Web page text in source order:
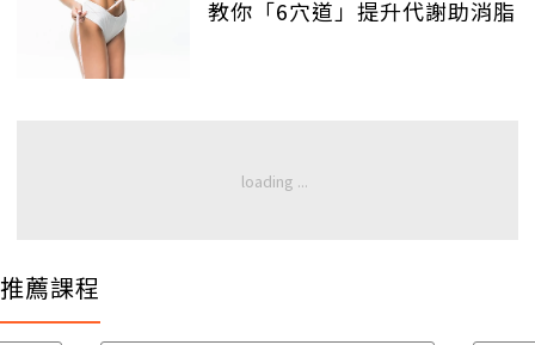
教你「6穴道」提升代謝助消脂
推薦課程